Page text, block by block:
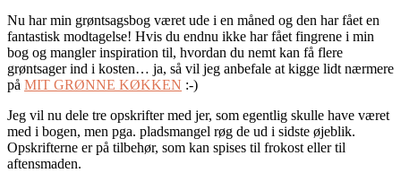
Nu har min grøntsagsbog været ude i en måned og den har fået en
fantastisk modtagelse! Hvis du endnu ikke har fået fingrene i min
bog og mangler inspiration til, hvordan du nemt kan få flere
grøntsager ind i kosten… ja, så vil jeg anbefale at kigge lidt nærmere
på MIT GRØNNE KØKKEN :-)
Jeg vil nu dele tre opskrifter med jer, som egentlig skulle have været
med i bogen, men pga. pladsmangel røg de ud i sidste øjeblik.
Opskrifterne er på tilbehør, som kan spises til frokost eller til
aftensmaden.